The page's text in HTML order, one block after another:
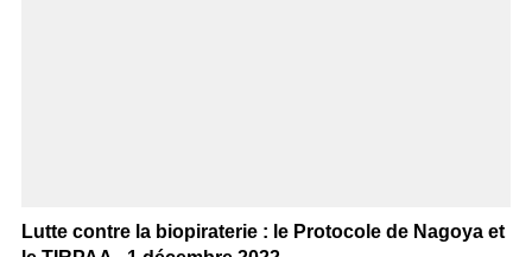
Lutte contre la biopiraterie : le Protocole de Nagoya et